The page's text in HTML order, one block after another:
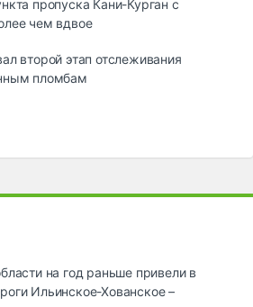
пропуска Кани-Курган с
чем вдвое
второй этап отслеживания
пломбам
на год раньше привели в
Ильинское-Хованское –